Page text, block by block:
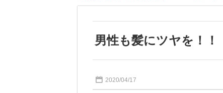
男性も髪にツヤを！！
2020/04/17